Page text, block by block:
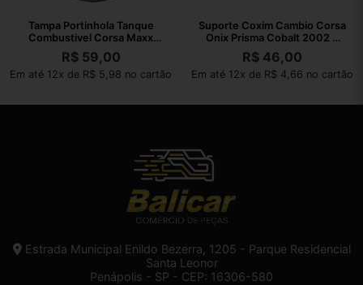
Tampa Portinhola Tanque
Combustivel Corsa Maxx
2004 A 2012
R$59,00
Em até 12x de R$ 5,98 no cartão
Suporte Coxim Cambio Corsa
Onix Prisma Cobalt 2002 A
2010
R$ 46,00
Em até 12x de R$ 4,66 no cartão
Estrada Municipal Enildo Bezerra, 1205 - Parque Residencial
Santa Leonor
Penápolis - SP - CEP: 16306-580